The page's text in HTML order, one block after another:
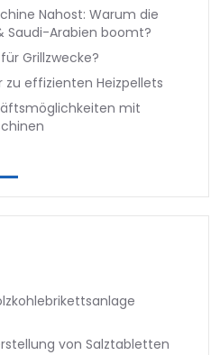
Nahost: Warum die
Saudi-Arabien boomt?
Grillzwecke?
zu effizienten Heizpellets
mit
von Salztabletten